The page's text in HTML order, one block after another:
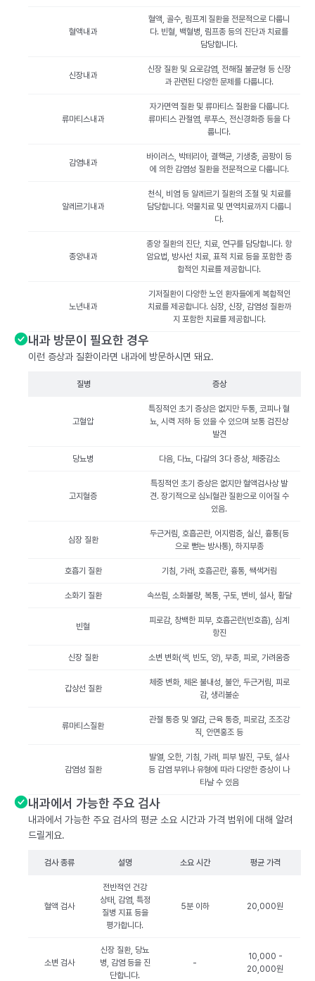
혈액내과
혈액, 골수, 림프계 질환을 전문적으로 다룹니
다. 빈혈, 백혈병, 림프종 등의 진단과 치료를
담당합니다.
신장내과
신장 질환 및 요로감염, 전해질 불균형 등 신장
과 관련된 다양한 문제를 다룹니다.
류마티스내과
자가면역 질환 및 류마티스 질환을 다룹니다.
류마티스 관절염, 루푸스, 전신경화증 등을 다
룹니다.
감염내과
바이러스, 박테리아, 결핵균, 기생충, 곰팡이 등
에 의한 감염성 질환을 전문적으로 다룹니다.
알레르기내과
천식, 비염 등 알레르기 질환의 조절 및 치료를
담당합니다. 약물치료 및 면역치료까지 다룹니
다.
종양내과
종양 질환의 진단, 치료, 연구를 담당합니다. 항
암요법, 방사선 치료, 표적 치료 등을 포함한 종
합적인 치료를 제공합니다.
노년내과
기저질환이 다양한 노인 환자들에게 복합적인
치료를 제공합니다. 심장, 신장, 감염성 질환까
지 포함한 치료를 제공합니다.
내과 방문이 필요한 경우
이런 증상과 질환이라면 내과에 방문하시면 돼요.
질병 증상
고혈압
특징적인 초기 증상은 없지만 두통, 코피나 혈
뇨, 시력 저하 등 있을 수 있으며 보통 검진상
발견
당뇨병 다음, 다뇨, 다갈의 3다 증상, 체중감소
고지혈증
특징적인 초기 증상은 없지만 혈액검사상 발
견. 장기적으로 심뇌혈관 질환으로 이어질 수
있음.
심장 질환
두근거림, 호흡곤란, 어지럼증, 실신, 흉통(등
으로 뻗는 방사통), 하지부종
호흡기 질환 기침, 가래, 호흡곤란, 흉통, 쌕색거림
소화기 질환 속쓰림, 소화불량, 복통, 구토, 변비, 설사, 황달
빈혈
피로감, 창백한 피부, 호흡곤란(빈호흡), 심계
항진
신장 질환 소변 변화(색, 빈도, 양), 부종, 피로, 가려움증
갑상선 질환
체중 변화, 체온 불내성, 불안, 두근거림, 피로
감, 생리불순
류마티스질환
관절 통증 및 열감, 근육 통증, 피로감, 조조강
직, 안면홍조 등
감염성 질환
발열, 오한, 기침, 가래, 피부 발진, 구토, 설사
등 감염 부위나 유형에 따라 다양한 증상이 나
타날 수 있음
내과에서 가능한 주요 검사
내과에서 가능한 주요 검사의 평균 소요 시간과 가격 범위에 대해 알려
드릴게요.
검사 종류 설명 소요 시간 평균 가격
혈액 검사
전반적인 건강
상태, 감염, 특정
질병 지표 등을
평가합니다.
5분 이하 20,000원
소변 검사
신장 질환, 당뇨
병, 감염 등을 진
단합니다.
-
10,000 -
20,000원